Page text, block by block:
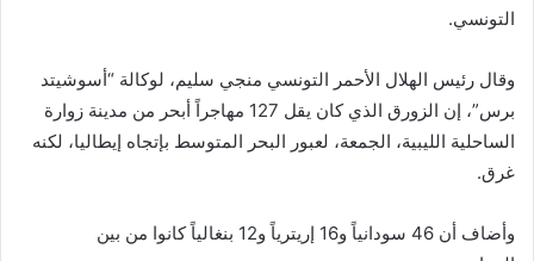
التونسي.
وقال رئيس الهلال الأحمر التونسي منجي سليم، لوكالة “أسوشيتد
برس”، إن الزورق الذي كان يقل 127 مهاجراً أبحر من مدينة زوارة
الساحلية الليبية، الجمعة، لعبور البحر المتوسط بإتجاه إيطاليا، لكنه
غرق.
وأضاف أن 46 سودانياً و16 إريترياً و12 بنغالياً كانوا من بين